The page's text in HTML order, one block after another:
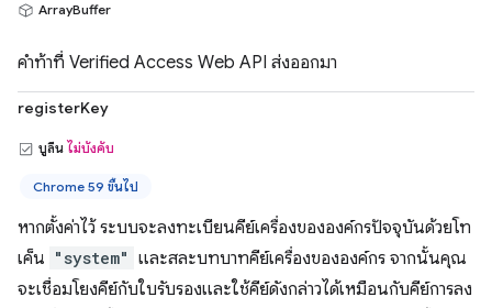
ArrayBuffer
คำท้าที่ Verified Access Web API ส่งออกมา
registerKey
บูลีน ไม่บังคับ
Chrome 59 ขึ้นไป
หากตั้งค่าไว้ ระบบจะลงทะเบียนคีย์เครื่องขององค์กรปัจจุบันด้วยโท
เค็น "system" และสละบทบาทคีย์เครื่องขององค์กร จากนั้นคุณ
จะเชื่อมโยงคีย์กับใบรับรองและใช้คีย์ดังกล่าวได้เหมือนกับคีย์การลง